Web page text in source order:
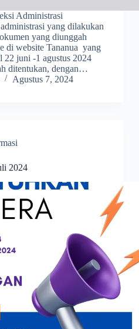
Administrasi
yang dilakukan
yang diunggah
di website Tananua yang
22 juni -1 agustus 2024
ditentukan, dengan…
Agustus 7, 2024
2024